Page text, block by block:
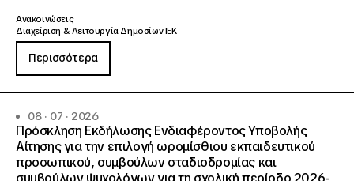
Ανακοινώσεις
Διαχείριση & Λειτουργία Δημοσίων ΙΕΚ
Περισσότερα
08 · 07 · 2026
Πρόσκληση Εκδήλωσης Ενδιαφέροντος Υποβολής
Αίτησης για την επιλογή ωρομίσθιου εκπαιδευτικού
προσωπικού, συμβούλων σταδιοδρομίας και